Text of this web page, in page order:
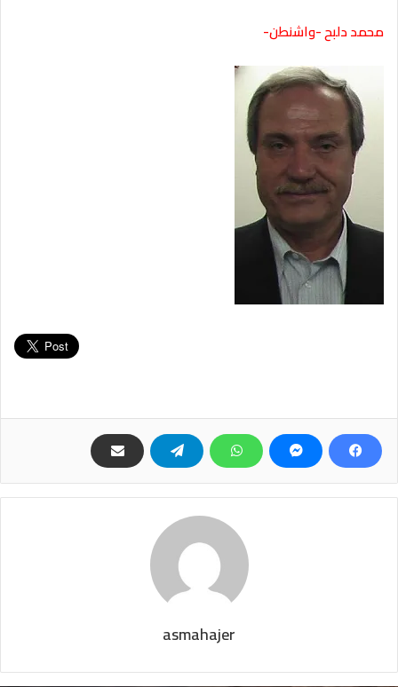
محمد دلبح -واشنطن-
asmahajer